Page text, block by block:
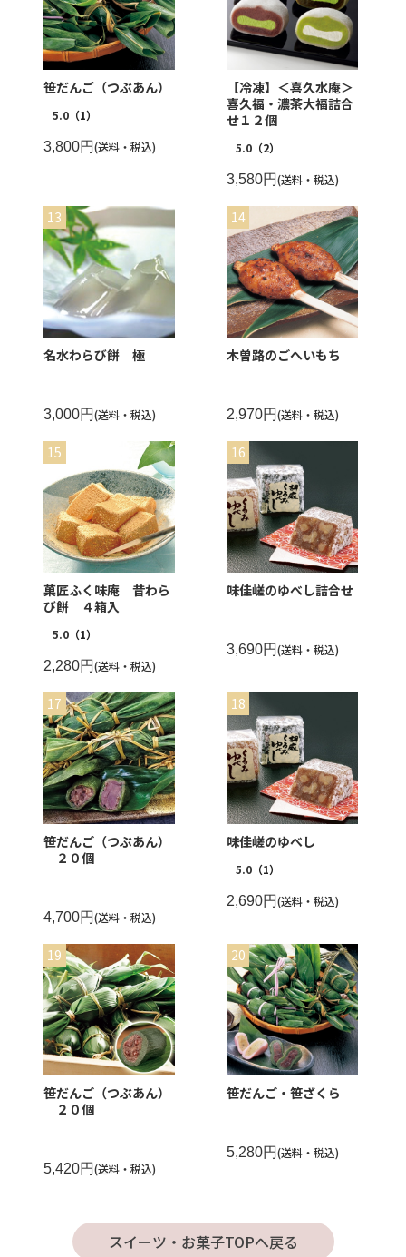
笹だんご（つぶあん）
5.0（1）
3,800円(送料・税込)
【冷凍】＜喜久水庵＞
喜久福・濃茶大福詰合
せ１２個
5.0 （2）
3,580円(送料・税込)
名水わらび餅 極
3,000円(送料・税込)
木曽路のごへいもち
2,970円(送料・税込)
菓匠ふく味庵 昔わら
び餅 ４箱入
5.0（1）
2,280円(送料・税込)
味佳嵯のゆべし詰合せ
3,690円(送料・税込)
笹だんご（つぶあん）
２０個
4,700円(送料・税込)
味佳嵯のゆべし
5.0 （1）
2,690円(送料・税込)
笹だんご（つぶあん）
２０個
5,420円(送料・税込)
笹だんご・笹ざくら
5,280円(送料・税込)
スイーツ・お菓子TOPへ戻る